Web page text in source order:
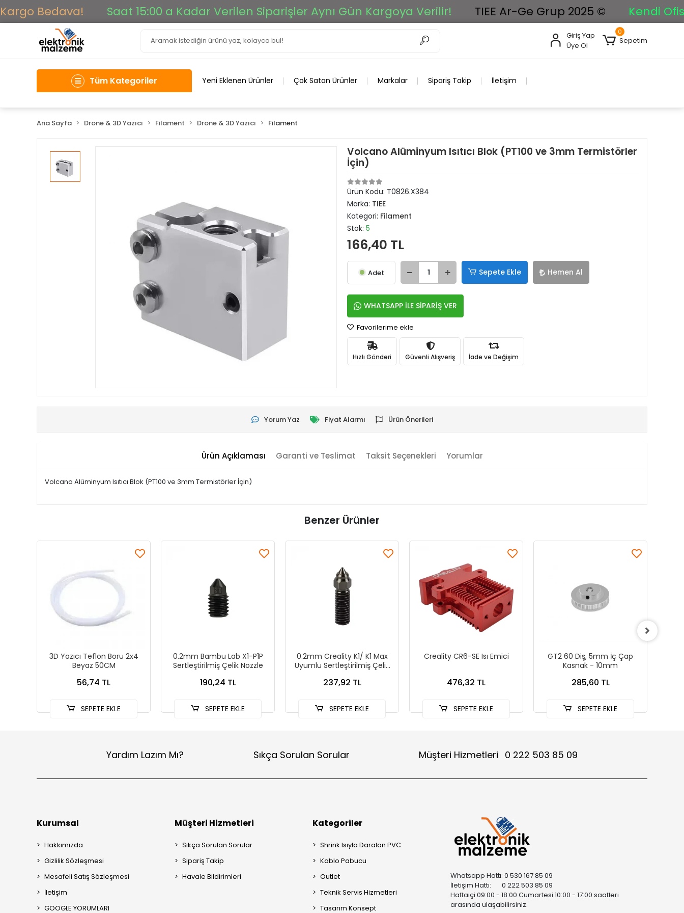
Bedava! Saat 15:00 a Kadar Verilen Siparişler Aynı Gün Kargoya Verilir! TIEE Ar-Ge Grup 2025 © Kendi
Giriş Yap
Üye Ol
0
Sepetim
Tüm Kategoriler Yeni Eklenen Ürünler Çok Satan Ürünler Markalar Sipariş Takip İletişim
Ana Sayfa Drone & 3D Yazıcı Filament Drone & 3D Yazıcı Filament
Volcano Alüminyum Isıtıcı Blok (PT100 ve 3mm Termistörler
İçin)
Ürün Kodu: T0826.X384
Marka: TIEE
Kategori: Filament
Stok: 5
166,40 TL
Adet Sepete Ekle Hemen Al
WHATSAPP İLE SİPARİŞ VER
Favorilerime ekle
Hızlı Gönderi Güvenli Alışveriş İade ve Değişim
Yorum Yaz Fiyat Alarmı Ürün Önerileri
Ürün Açıklaması Garanti ve Teslimat Taksit Seçenekleri Yorumlar
Volcano Alüminyum Isıtıcı Blok (PT100 ve 3mm Termistörler İçin)
Benzer Ürünler
3D Yazıcı Teflon Boru 2x4
Beyaz 50CM
56,74 TL
SEPETE EKLE
0.2mm Bambu Lab X1-P1P
Sertleştirilmiş Çelik Nozzle
190,24 TL
SEPETE EKLE
0.2mm Creality K1/ K1 Max
Uyumlu Sertleştirilmiş Çelik
237,92 TL
SEPETE EKLE
Creality CR6-SE Isı Emici
476,32 TL
SEPETE EKLE
GT2 60 Diş, 5mm İç Çap
Kasnak - 10mm
285,60 TL
SEPETE EKLE
Yardım Lazım Mı? Sıkça Sorulan Sorular Müşteri Hizmetleri 0 222 503 85 09
Kurumsal
Hakkımızda
Gizlilik Sözleşmesi
Mesafeli Satış Sözleşmesi
İletişim
GOOGLE YORUMLARI
Müşteri Hizmetleri
Sıkça Sorulan Sorular
Sipariş Takip
Havale Bildirimleri
Kategoriler
Shrink Isıyla Daralan PVC
Kablo Pabucu
Outlet
Teknik Servis Hizmetleri
Tasarım Konsept
Whatsapp Hattı: 0 530 167 85 09
İletişim Hattı: 0 222 503 85 09
Haftaiçi 09:00 - 18:00 Cumartesi 10:00 - 17:00 saatleri
arasında ulaşabilirsiniz.